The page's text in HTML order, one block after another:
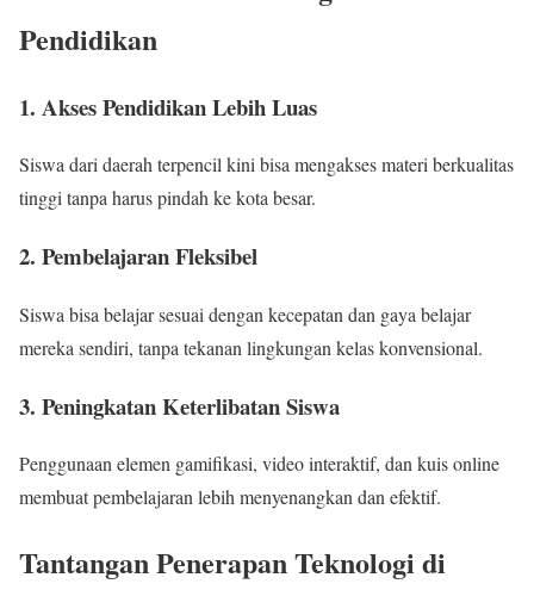
Pendidikan
1. Akses Pendidikan Lebih Luas
Siswa dari daerah terpencil kini bisa mengakses materi berkualitas
tinggi tanpa harus pindah ke kota besar.
2. Pembelajaran Fleksibel
Siswa bisa belajar sesuai dengan kecepatan dan gaya belajar
mereka sendiri, tanpa tekanan lingkungan kelas konvensional.
3. Peningkatan Keterlibatan Siswa
Penggunaan elemen gamifikasi, video interaktif, dan kuis online
membuat pembelajaran lebih menyenangkan dan efektif.
Tantangan Penerapan Teknologi di